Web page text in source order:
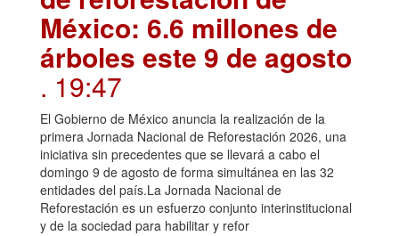
México: 6.6 millones de
árboles este 9 de agosto
. 19:47
El Gobierno de México anuncia la realización de la
primera Jornada Nacional de Reforestación 2026, una
iniciativa sin precedentes que se llevará a cabo el
domingo 9 de agosto de forma simultánea en las 32
entidades del país.La Jornada Nacional de
Reforestación es un esfuerzo conjunto interinstitucional
y de la sociedad para habilitar y refor